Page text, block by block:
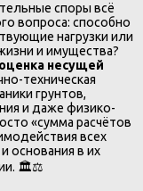
споры всё
вопроса: способно
нагрузки или
и имущества?
оценка несущей
техническая
грунтов,
и даже физико-
«сумма расчётов
всех
основания в их
🏛️⚖️